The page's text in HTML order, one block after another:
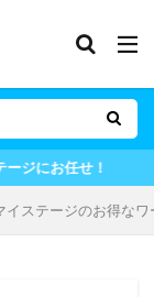
イステージのお得な